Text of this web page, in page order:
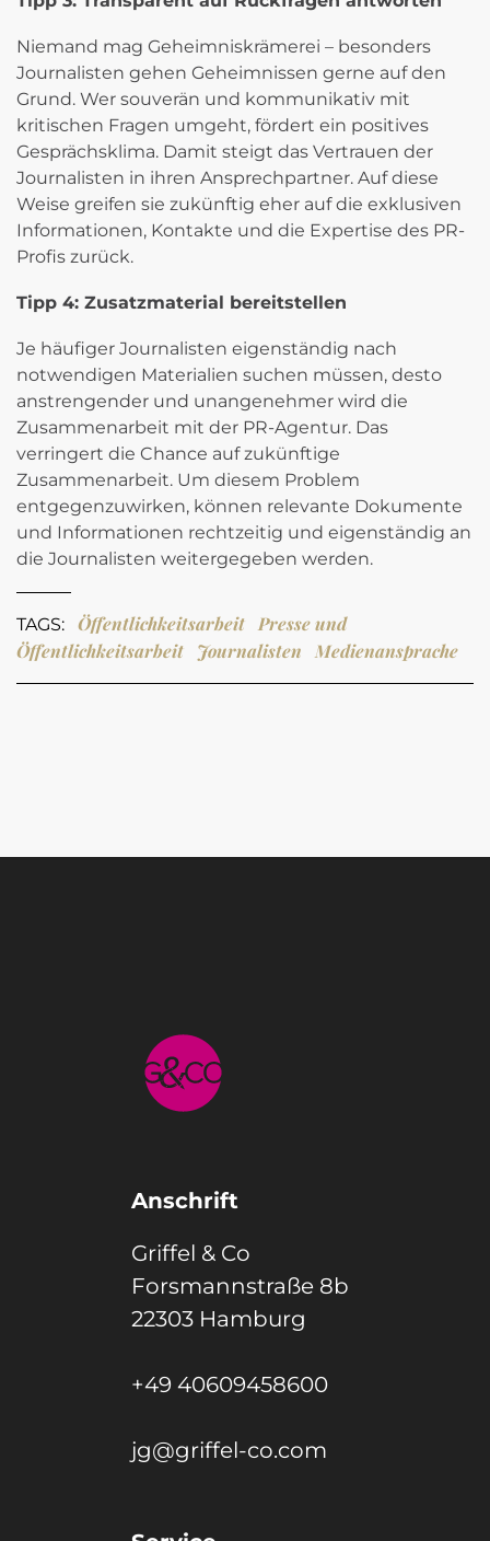
Niemand mag Geheimniskrämerei – besonders
Journalisten gehen Geheimnissen gerne auf den
Grund. Wer souverän und kommunikativ mit
kritischen Fragen umgeht, fördert ein positives
Gesprächsklima. Damit steigt das Vertrauen der
Journalisten in ihren Ansprechpartner. Auf diese
Weise greifen sie zukünftig eher auf die exklusiven
Informationen, Kontakte und die Expertise des PR-
Profis zurück.
Tipp 4: Zusatzmaterial bereitstellen
Je häufiger Journalisten eigenständig nach
notwendigen Materialien suchen müssen, desto
anstrengender und unangenehmer wird die
Zusammenarbeit mit der PR-Agentur. Das
verringert die Chance auf zukünftige
Zusammenarbeit. Um diesem Problem
entgegenzuwirken, können relevante Dokumente
und Informationen rechtzeitig und eigenständig an
die Journalisten weitergegeben werden.
TAGS: Öffentlichkeitsarbeit
Presse und
Öffentlichkeitsarbeit
Journalisten Medienansprache
Anschrift
Griffel & Co
Forsmannstraße 8b
22303 Hamburg
+49 40609458600
jg@griffel-co.com